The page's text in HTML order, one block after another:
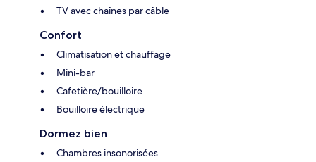
TV avec chaînes par câble
Confort
Climatisation et chauffage
Mini-bar
Cafetière/bouilloire
Bouilloire électrique
Dormez bien
Chambres insonorisées